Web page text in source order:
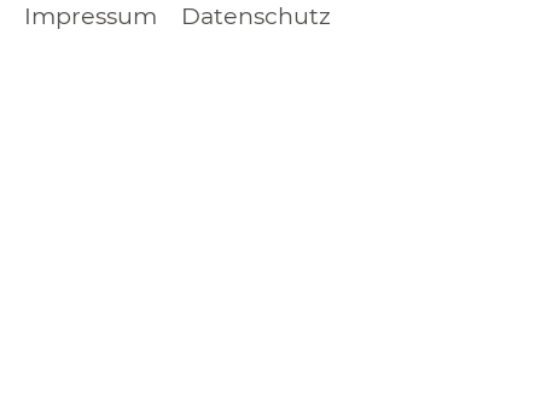
FOOTER
Impressum Datenschutz